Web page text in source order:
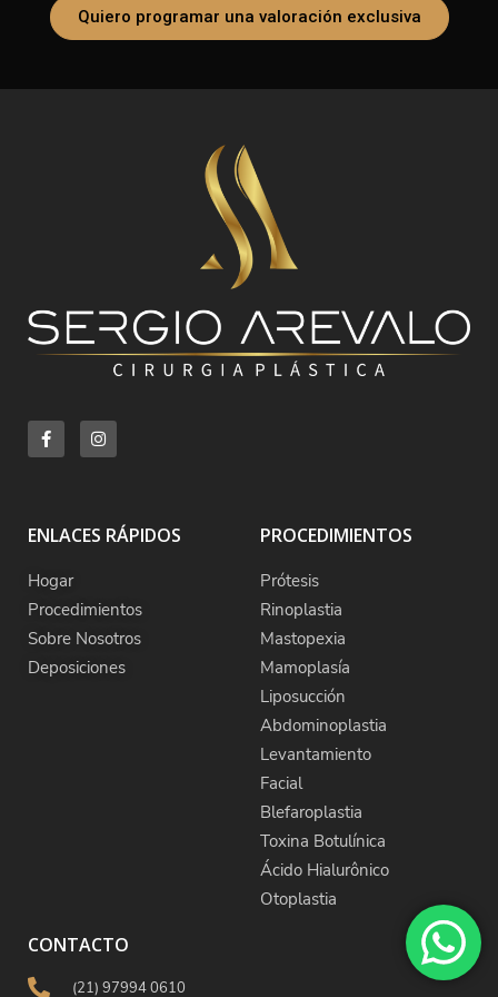
Quiero programar una valoración exclusiva
ENLACES RÁPIDOS
Hogar
Procedimientos
Sobre Nosotros
Deposiciones
PROCEDIMIENTOS
Prótesis
Rinoplastia
Mastopexia
Mamoplasía
Liposucción
Abdominoplastia
Levantamiento
Facial
Blefaroplastia
Toxina Botulínica
Ácido Hialurônico
Otoplastia
CONTACTO
(21) 97994 0610